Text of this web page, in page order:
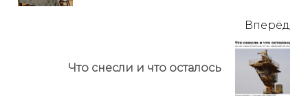
Вперёд
Что снесли и что осталось